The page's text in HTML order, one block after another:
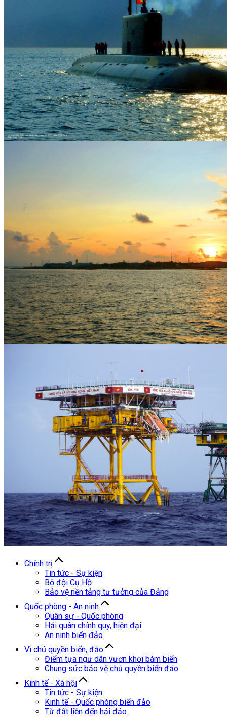
Chính trị
Tin tức - Sự kiện
Bộ đội Cụ Hồ
Bảo vệ nền tảng tư tưởng của Đảng
Quốc phòng - An ninh
Quân sự - Quốc phòng
Hải quân chính quy, hiện đại
An ninh biển đảo
Vì chủ quyền biển, đảo
Điểm tựa ngư dân vươn khơi bám biển
Chung sức bảo vệ chủ quyền biển đảo
Kinh tế - Xã hội
Tin tức - Sự kiện
Kinh tế - Quốc phòng biển đảo
Từ đất liền đến hải đảo